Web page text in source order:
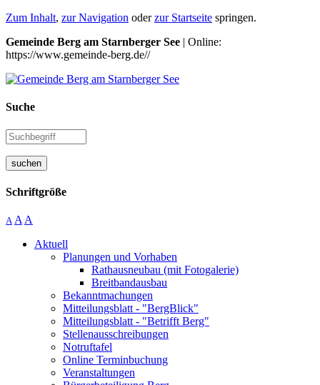
Zum Inhalt, zur Navigation oderzur Startseite springen.
Gemeinde Berg am Starnberger See | Online:
https://www.gemeinde-berg.de//
Suche
suchen
Schriftgröße
A A A
Aktuell
Planungen und Vorhaben
Rathausneubau (mit Fotogalerie)
Breitbandausbau
Bekanntmachungen
Mitteilungsblatt - "BergBlick"
Mitteilungsblatt - "Betrifft Berg"
Stellenausschreibungen
Notruftafel
Online Terminbuchung
Veranstaltungen